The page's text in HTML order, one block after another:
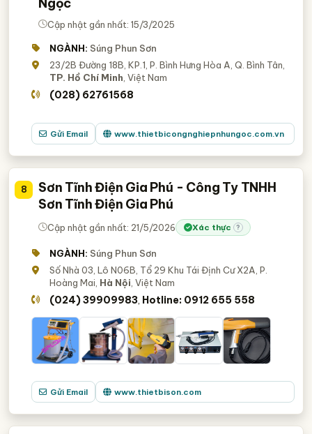
Cập nhật gần nhất: 15/3/2025
NGÀNH: Súng Phun Sơn
23/2B Đường 18B, KP.1, P. Bình Hưng Hòa A, Q. Bình Tân,
TP. Hồ Chí Minh , Việt Nam
(028) 62761568
Gửi Email www.thietbicongnghiepnhungoc.com.vn
8
Sơn Tĩnh Điện Gia Phú - Công Ty TNHH
Sơn Tĩnh Điện Gia Phú
Cập nhật gần nhất: 21/5/2026 Xác thực ?
NGÀNH: Súng Phun Sơn
Số Nhà 03, Lô N06B, Tổ 29 Khu Tái Định Cư X2A, P.
Hoàng Mai, Hà Nội , Việt Nam
(024) 39909983 Hotline: 0912 655 558
Gửi Email www.thietbison.com